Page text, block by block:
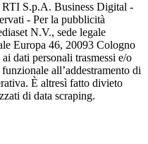
RTI S.p.A. Business Digital -
- Per la pubblicità
N.V., sede legale
Europa 46, 20093 Cologno
dati personali trasmessi e/o
all’addestramento di
È altresì fatto divieto
di data scraping.